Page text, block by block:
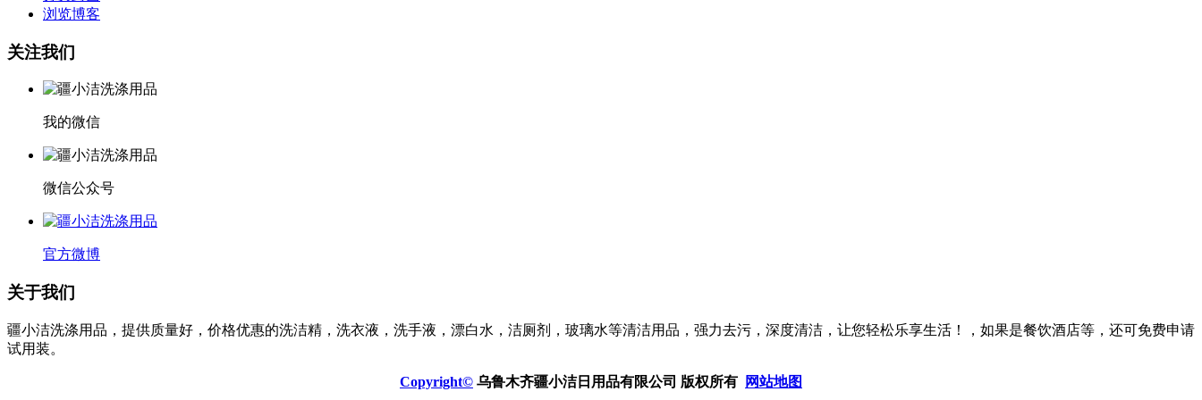
浏览博客
关注我们
我的微信
微信公众号
官方微博
关于我们
疆小洁洗涤用品，提供质量好，价格优惠的洗洁精，洗衣液，洗手液，漂白水，洁厕剂，玻璃水等清洁用品，强力去污，深度清洁，让您轻松乐享生活！，如果是餐饮酒店等，还可免费申请
试用装。
Copyright© 乌鲁木齐疆小洁日用品有限公司 版权所有 网站地图